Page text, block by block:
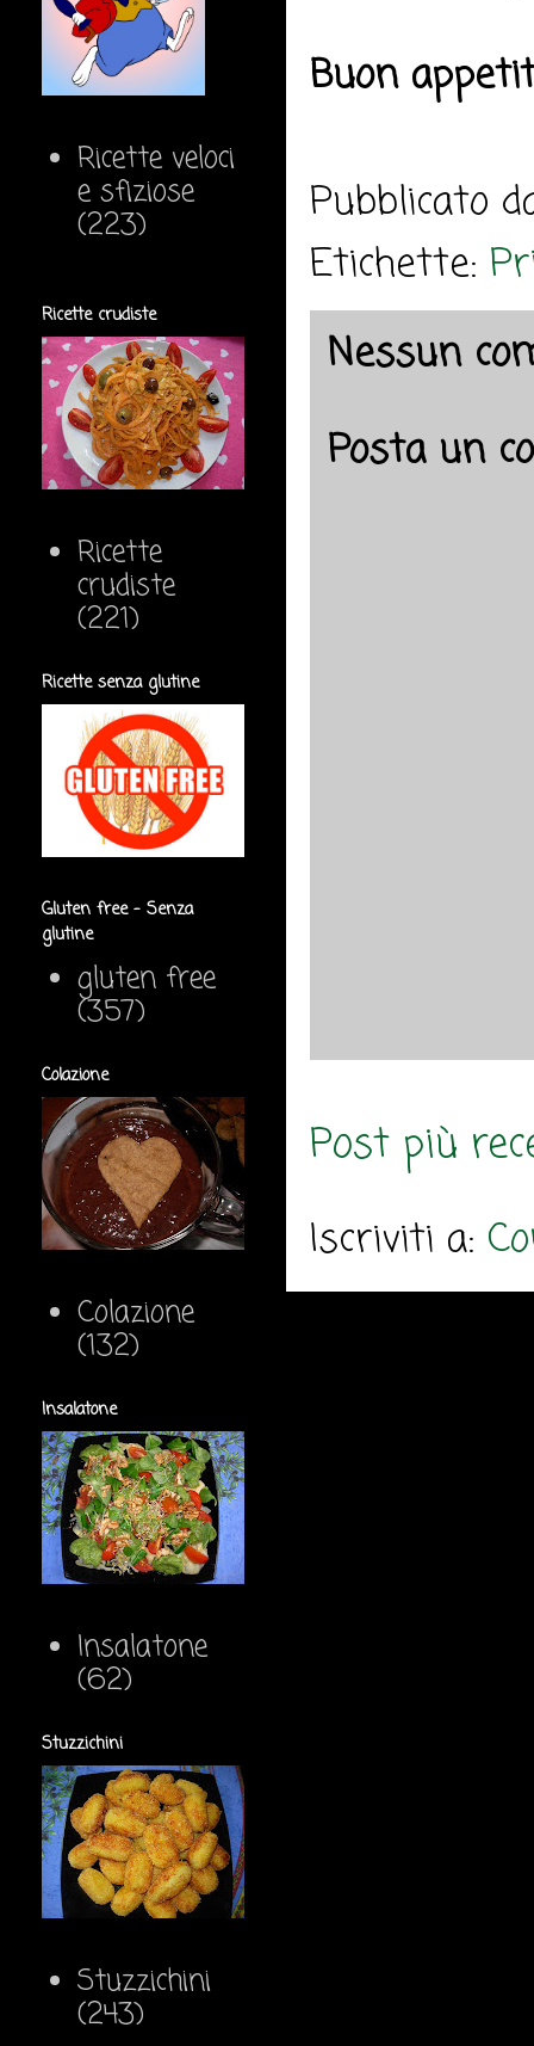
Buon
Pubblicato
Etichette:
Nessun
Posta un
Post più
Iscriviti a:
Ricette veloci
e sfiziose
(223)
Ricette crudiste
Ricette
crudiste
(221)
Ricette senza glutine
Gluten free - Senza
glutine
gluten free
(357)
Colazione
Colazione
(132)
Insalatone
Insalatone
(62)
Stuzzichini
Stuzzichini
(243)